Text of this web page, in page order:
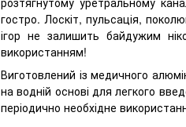
гостро. Лоскіт, пульсація,
ігор не залишить байдужим
використанням!
Виготовлений із медичного
на водній основі для легкого
періодично необхідне